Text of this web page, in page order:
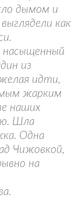
дымом и
как
насыщенный
из
идти,
жарким
наших
Шла
Одна
Чижовкой,
на